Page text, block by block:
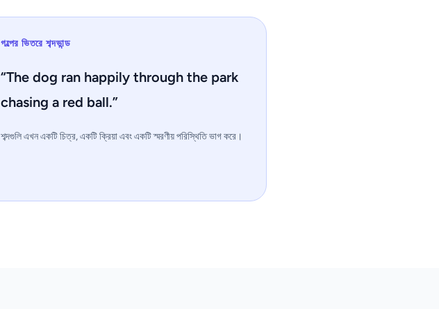
গল্পের ভিতরে শব্দভান্ড
“The dog ran happily through the park
chasing a red ball.”
শব্দগুলি এখন একটি চিত্র, একটি ক্রিয়া এবং একটি স্মরণীয় পরিস্থিতি ভাগ করে।